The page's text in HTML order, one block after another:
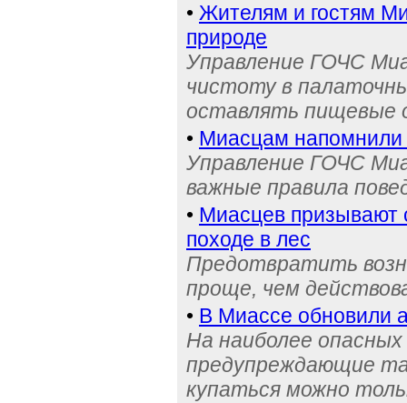
• Жителям и гостям
природе
Управление ГОЧС
чистоту в
оставлять пищевые
• Миасцам напомнили
Управление ГОЧС
важные правила
• Миасцев призывают
походе в лес
Предотвратить
проще, чем
• В Миассе обновили
На наиболее
предупреждающие
купаться можно